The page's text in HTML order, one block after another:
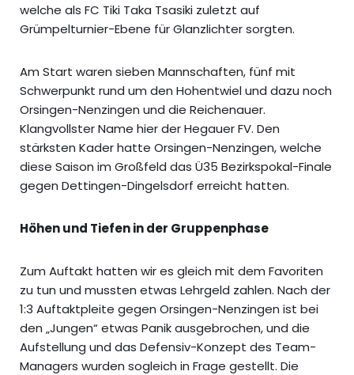
welche als FC Tiki Taka Tsasiki zuletzt auf
Grümpelturnier-Ebene für Glanzlichter sorgten.
Am Start waren sieben Mannschaften, fünf mit
Schwerpunkt rund um den Hohentwiel und dazu noch
Orsingen-Nenzingen und die Reichenauer.
Klangvollster Name hier der Hegauer FV. Den
stärksten Kader hatte Orsingen-Nenzingen, welche
diese Saison im Großfeld das Ü35 Bezirkspokal-Finale
gegen Dettingen-Dingelsdorf erreicht hatten.
Höhen und Tiefen in der Gruppenphase
Zum Auftakt hatten wir es gleich mit dem Favoriten
zu tun und mussten etwas Lehrgeld zahlen. Nach der
1:3 Auftaktpleite gegen Orsingen-Nenzingen ist bei
den „Jungen“ etwas Panik ausgebrochen, und die
Aufstellung und das Defensiv-Konzept des Team-
Managers wurden sogleich in Frage gestellt. Die